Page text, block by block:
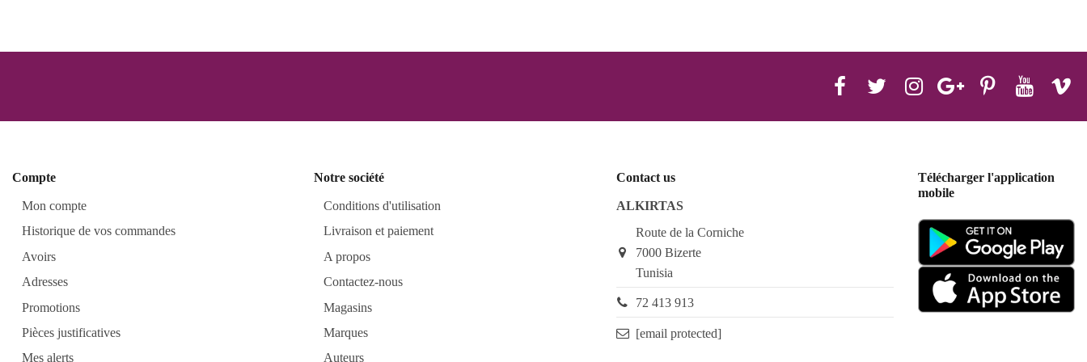
Compte
Mon compte
Historique de vos commandes
Avoirs
Adresses
Promotions
Pièces justificatives
Mes alerts
Notre société
Conditions d'utilisation
Livraison et paiement
A propos
Contactez-nous
Magasins
Marques
Auteurs
Contact us
ALKIRTAS
Route de la Corniche
7000 Bizerte
Tunisia
72 413 913
[email protected]
Télécharger l'application
mobile